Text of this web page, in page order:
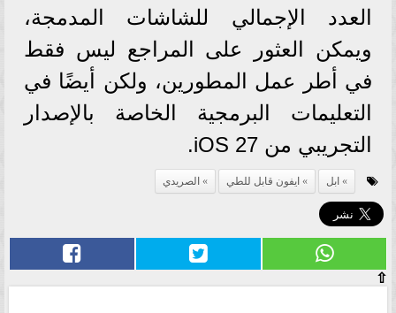
العدد الإجمالي للشاشات المدمجة،
ويمكن العثور على المراجع ليس فقط
في أطر عمل المطورين، ولكن أيضًا في
التعليمات البرمجية الخاصة بالإصدار
التجريبي من iOS 27.
ابل ايفون قابل للطي الصريدي
⇧